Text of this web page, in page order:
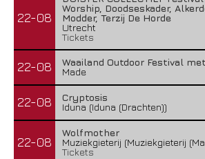
22-08
Worship, Doodseskader,
Modder, Terzij De Horde
Utrecht
Tickets
22-08
Waailand Outdoor Festival
Made
22-08
Cryptosis
Iduna (Iduna (Drachten))
22-08
Wolfmother
Muziekgieterij (Muziekgieterij
Tickets